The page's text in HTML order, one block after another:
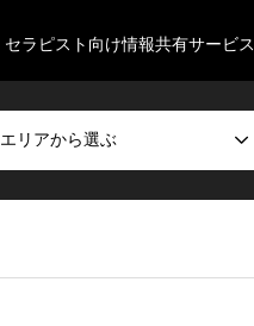
セラピスト向け情報共有サービス
エリアから選ぶ